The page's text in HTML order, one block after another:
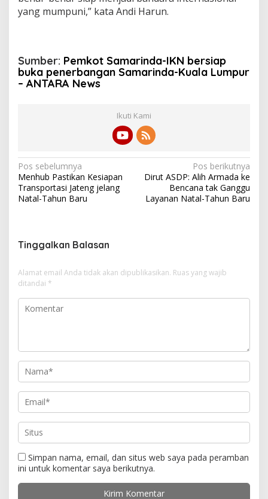
yang mumpuni,” kata Andi Harun.
Sumber: Pemkot Samarinda-IKN bersiap
buka penerbangan Samarinda-Kuala Lumpur
– ANTARA News
Ikuti Kami
N
a
v
g
a
s
i
p
Pos sebelumnya
Menhub Pastikan Kesiapan
Transportasi Jateng jelang
Natal-Tahun Baru
Pos berikutnya
Dirut ASDP: Alih Armada ke
Bencana tak Ganggu
Layanan Natal-Tahun Baru
Tinggalkan Balasan
Alamat email Anda tidak akan dipublikasikan. Ruas yang wajib
ditandai *
Simpan nama, email, dan situs web saya pada peramban
ini untuk komentar saya berikutnya.